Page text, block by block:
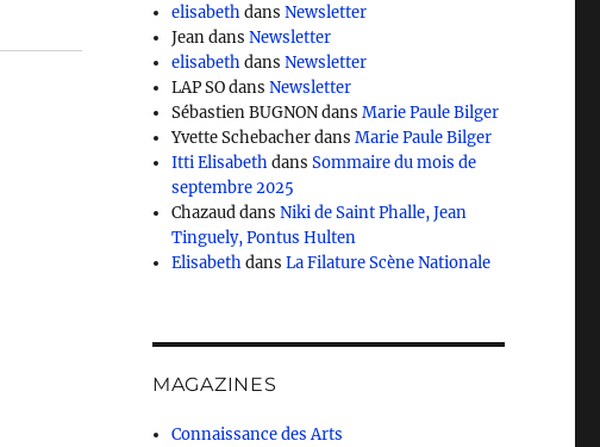
elisabethdansNewsletter
JeandansNewsletter
elisabethdansNewsletter
LAP SOdansNewsletter
Sébastien BUGNONdansMarie Paule Bilger
Yvette SchebacherdansMarie Paule Bilger
Itti ElisabethdansSommaire du mois de
septembre 2025
ChazauddansNiki de Saint Phalle, Jean
Tinguely, Pontus Hulten
ElisabethdansLa Filature Scène Nationale
MAGAZINES
Connaissance des Arts